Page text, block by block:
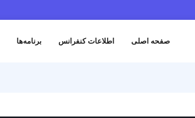
صفحه اصلی اطلاعات کنفرانس برنامه‌ها